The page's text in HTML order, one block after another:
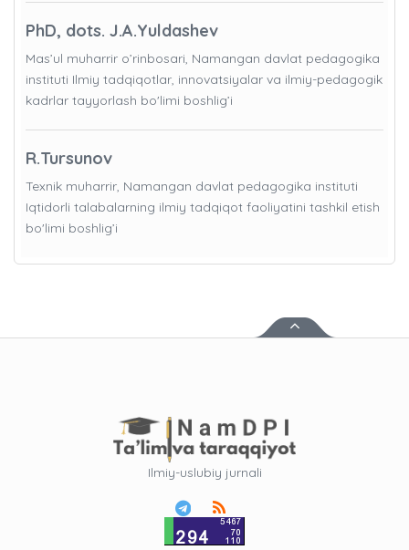
PhD, dots. J.A.Yuldashev
Mas’ul muharrir o’rinbosari, Namangan davlat pedagogika
instituti Ilmiy tadqiqotlar, innovatsiyalar va ilmiy-pedagogik
kadrlar tayyorlash bo'limi boshlig’i
R.Tursunov
Texnik muharrir, Namangan davlat pedagogika instituti
Iqtidorli talabalarning ilmiy tadqiqot faoliyatini tashkil etish
bo'limi boshlig’i
Ilmiy-uslubiy jurnali